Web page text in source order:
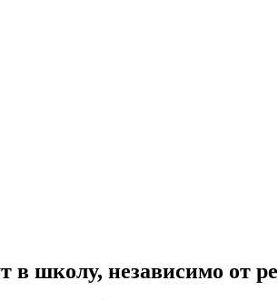
школу, независимо от